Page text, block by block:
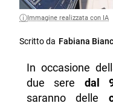
Immagine realizzata con IA
Scritto da Fabiana
In occasione
due sere dal
saranno delle